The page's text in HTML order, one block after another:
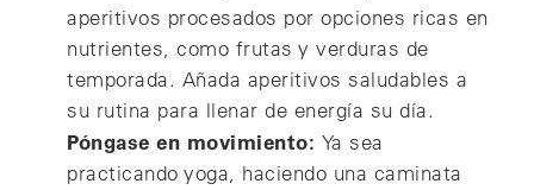
aperitivos procesados por opciones ricas en
nutrientes, como frutas y verduras de
temporada. Añada aperitivos saludables a
su rutina para llenar de energía su día.
Póngase en movimiento: Ya sea
practicando yoga, haciendo una caminata